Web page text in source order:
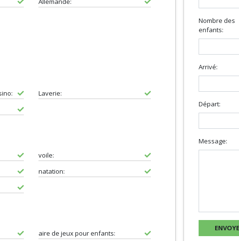
Laverie:
voile:
natation:
aire de jeux pour enfants:
Nombre des
enfants:
Arrivé:
Départ:
Message: